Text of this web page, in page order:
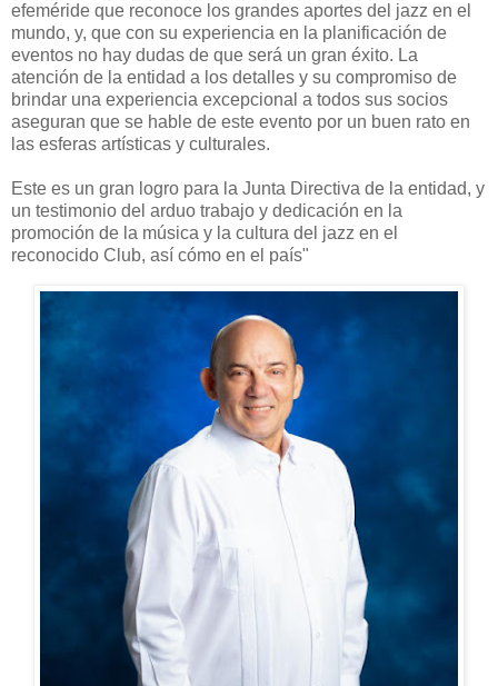
efeméride que reconoce los grandes aportes del jazz en el
mundo, y, que con su experiencia en la planificación de
eventos no hay dudas de que será un gran éxito. La
atención de la entidad a los detalles y su compromiso de
brindar una experiencia excepcional a todos sus socios
aseguran que se hable de este evento por un buen rato en
las esferas artísticas y culturales.
Este es un gran logro para la Junta Directiva de la entidad, y
un testimonio del arduo trabajo y dedicación en la
promoción de la música y la cultura del jazz en el
reconocido Club, así cómo en el país"